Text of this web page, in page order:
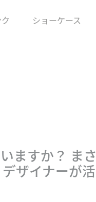
ショーケース
ますか？ まさ
ザイナーが活